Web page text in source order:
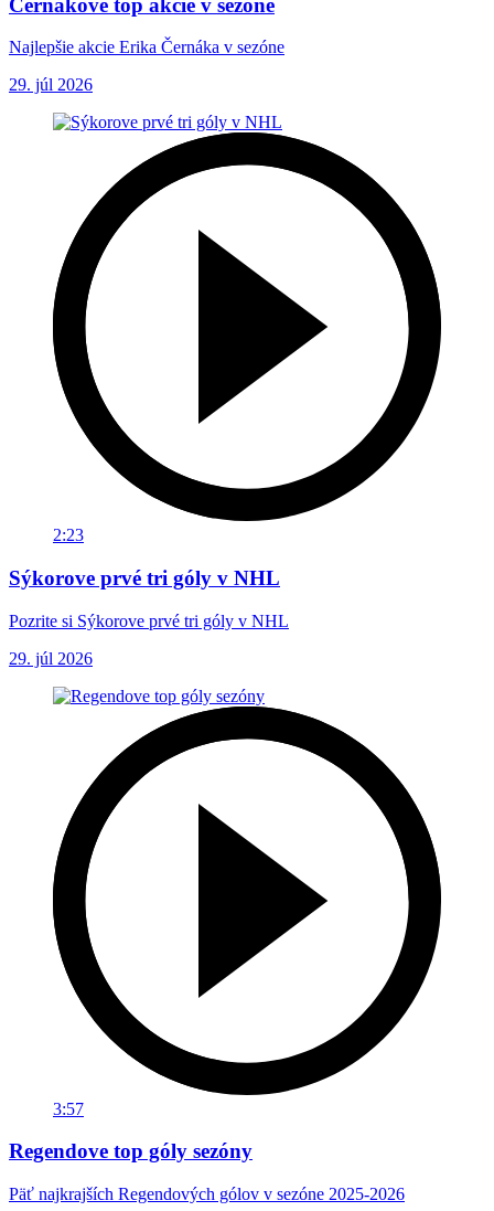
Najlepšie akcie Erika Černáka v sezóne
29. júl 2026
2:23
Sýkorove prvé tri góly v NHL
Pozrite si Sýkorove prvé tri góly v NHL
29. júl 2026
3:57
Regendove top góly sezóny
Päť najkrajších Regendových gólov v sezóne 2025-2026